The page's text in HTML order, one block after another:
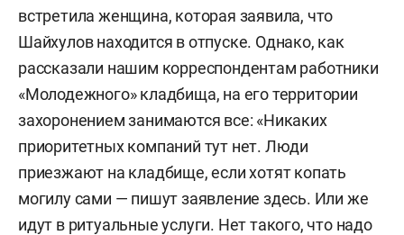
встретила женщина, которая заявила, что
Шайхулов находится в отпуске. Однако, как
рассказали нашим корреспондентам работники
«Молодежного» кладбища, на его территории
захоронением занимаются все: «Никаких
приоритетных компаний тут нет. Люди
приезжают на кладбище, если хотят копать
могилу сами — пишут заявление здесь. Или же
идут в ритуальные услуги. Нет такого, что надо